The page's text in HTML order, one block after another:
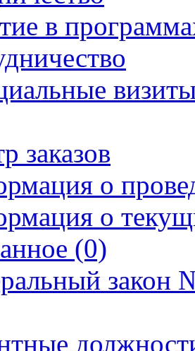
в
заказов
о
о
(0)
закон